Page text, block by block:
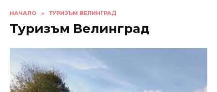
НАЧАЛО » ТУРИЗЪМ ВЕЛИНГРАД
Туризъм Велинград